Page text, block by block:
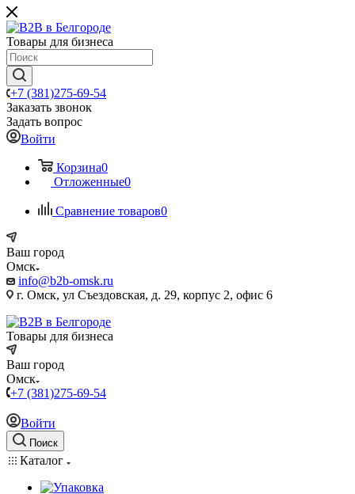
Товары для бизнеса
+7 (381)275-69-54
Заказать звонок
Задать вопрос
Войти
Корзина0
Отложенные0
Сравнение товаров0
Ваш город
Омск
info@b2b-omsk.ru
г. Омск, ул Съездовская, д. 29, корпус 2, офис 6
Товары для бизнеса
Ваш город
Омск
+7 (381)275-69-54
Войти
Поиск
Каталог